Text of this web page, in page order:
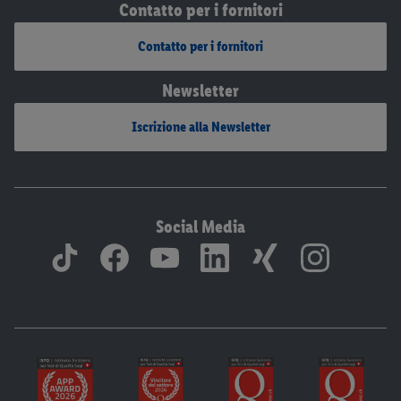
Contatto per i fornitori
Contatto per i fornitori
Newsletter
Iscrizione alla Newsletter
Social Media